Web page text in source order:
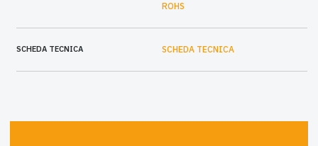
ROHS
SCHEDA TECNICA SCHEDA TECNICA